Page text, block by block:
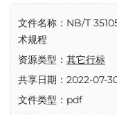
文件名称：NB/T
术规程
资源类型： 其它行标
共享日期：2022-07-
文件类型：pdf